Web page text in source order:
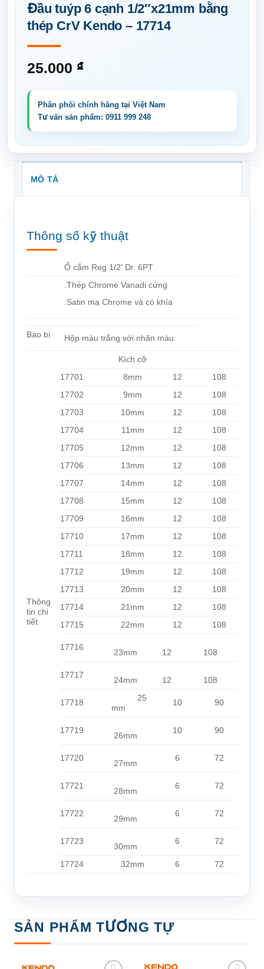
Đầu tuýp 6 cạnh 1/2″x21mm bằng
thép CrV Kendo – 17714
25.000 ₫
MÔ TẢ
Thông số kỹ thuật
Ổ cắm Reg 1/2′ Dr. 6PT
.Thép Chrome Vanadi cứng
.Satin mạ Chrome và có khía
Bao bì Hộp màu trắng với nhãn màu
Thông
tin chi
tiết
Kích cỡ
17701
8mm 12
108
17702
9mm 12
108
17703
10mm 12
108
17704
11mm 12
108
17705
12mm 12
108
17706
13mm 12
108
17707
14mm 12
108
17708
15mm 12
108
17709
16mm 12
108
17710
17mm 12
108
17711
18mm 12
108
17712
19mm 12
108
17713
20mm 12
108
17714
21mm 12
108
17715
22mm 12 108
17716
23mm 12 108
17717
24mm 12 108
17718
25
mm
10 90
17719
26mm
10 90
17720
27mm
6 72
17721
28mm
6 72
17722
29mm
6 72
17723
30mm
6 72
17724 32mm 6 72
SẢN PHẨM TƯƠNG TỰ